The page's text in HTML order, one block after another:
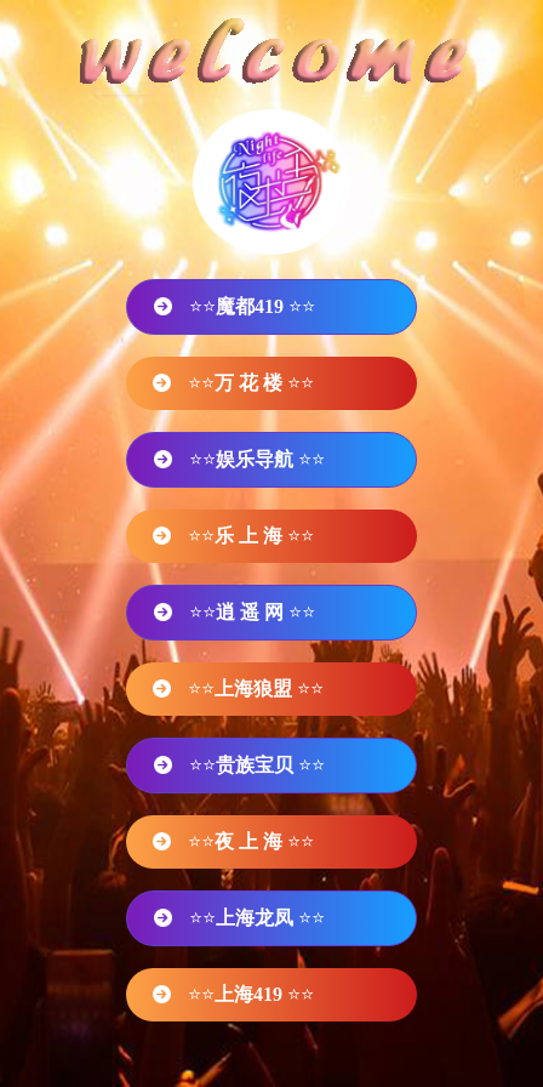
⭐⭐魔都419 ⭐⭐
⭐⭐万 花 楼 ⭐⭐
⭐⭐娱乐导航 ⭐⭐
⭐⭐乐 上 海 ⭐⭐
⭐⭐逍 遥 网 ⭐⭐
⭐⭐ 上海狼盟 ⭐⭐
⭐⭐贵族宝贝 ⭐⭐
⭐⭐夜 上 海 ⭐⭐
⭐⭐ 上海龙凤 ⭐⭐
⭐⭐ 上海419 ⭐⭐